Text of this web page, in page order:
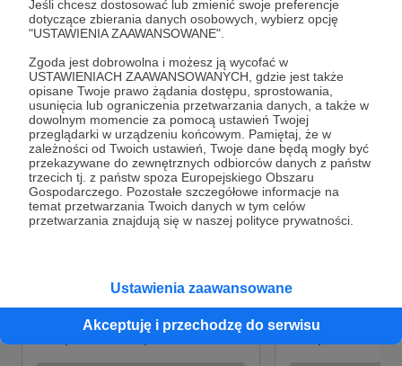
Jeśli chcesz dostosować lub zmienić swoje preferencje
dotyczące zbierania danych osobowych, wybierz opcję
"USTAWIENIA ZAAWANSOWANE".
Zgoda jest dobrowolna i możesz ją wycofać w
USTAWIENIACH ZAAWANSOWANYCH, gdzie jest także
opisane Twoje prawo żądania dostępu, sprostowania,
usunięcia lub ograniczenia przetwarzania danych, a także w
dowolnym momencie za pomocą ustawień Twojej
przeglądarki w urządzeniu końcowym. Pamiętaj, że w
zależności od Twoich ustawień, Twoje dane będą mogły być
przekazywane do zewnętrznych odbiorców danych z państw
trzecich tj. z państw spoza Europejskiego Obszaru
Gospodarczego. Pozostałe szczegółowe informacje na
temat przetwarzania Twoich danych w tym celów
przetwarzania znajdują się w naszej polityce prywatności.
Ustawienia zaawansowane
Akceptuję i przechodzę do serwisu
hobby – może być oknem na naturę, okazją do
rozwijania empatii i uważności, sposobem na
miały coś, co je zachwyca, uspokaja i daje radość.
Coś, o co mogą się troszczyć – tak jak ja troszczę
się o swoje podwodne rośliny i ryby.
W cyfrowym świecie, w którym trudno o skupienie
i prawdziwy kontakt z przyrodą, akwarium może
stać się mostem. Chcę pomóc dzieciom
zobaczyć w glonach, rybach i bakteriach coś
fascynującego. Bo jeśli czegoś nie kochamy – nie
będzie nam na tym zależało.
porzucać opowieści, które mam w sobie. To
akwarystyki i prowadzić edukacyjne podróże do
magicznego, podwodnego świata. Jeśli uznasz
Rozwiń opis
Cele
Zestaw małego odkrywcy
250 zł
🚗 Rybki w
1 000 zł